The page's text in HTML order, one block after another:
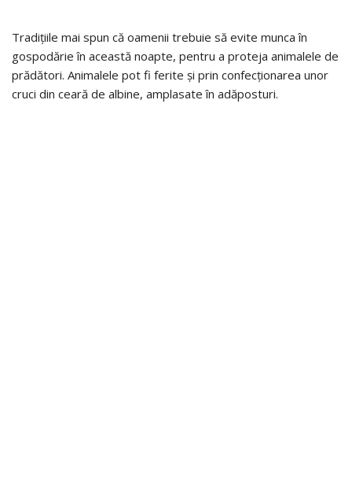
Tradițiile mai spun că oamenii trebuie să evite munca în
gospodărie în această noapte, pentru a proteja animalele de
prădători. Animalele pot fi ferite și prin confecționarea unor
cruci din ceară de albine, amplasate în adăposturi.